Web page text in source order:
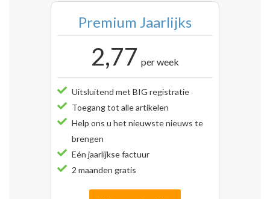
Premium Jaarlijks
2,77 per week
Uitsluitend met BIG registratie
Toegang tot alle artikelen
Help ons u het nieuwste nieuws te
brengen
Eén jaarlijkse factuur
2 maanden gratis